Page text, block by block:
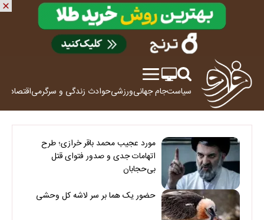
سیاستجام جهانیورزشیحوادث زندگی و سرگرمیاقتصاد
مورد عجیب محمد باقر خرازی؛ طرح
اتهامات جدی و صدور فتوای قتل
بی‌حجابان
حضور یک هما بر سر لاشه‌ کل وحشی